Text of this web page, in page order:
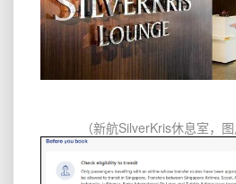
（新航SilverKris休息室，